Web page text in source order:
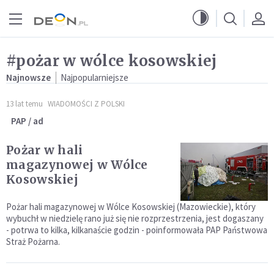
#pożar w wólce kosowskiej
Najnowsze Najpopularniejsze
13 lat temu WIADOMOŚCI Z POLSKI
PAP / ad
Pożar w hali
magazynowej w Wólce
Kosowskiej
Pożar hali magazynowej w Wólce Kosowskiej (Mazowieckie), który
wybuchł w niedzielę rano już się nie rozprzestrzenia, jest dogaszany
- potrwa to kilka, kilkanaście godzin - poinformowała PAP Państwowa
Straż Pożarna.